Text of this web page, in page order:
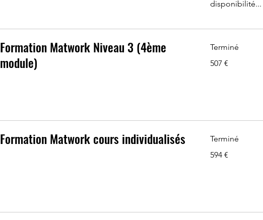
disponibilité...
Formation Matwork Niveau 3 (4ème
module)
Terminé
euros
507 €
Formation Matwork cours individualisés Terminé
euros
594 €